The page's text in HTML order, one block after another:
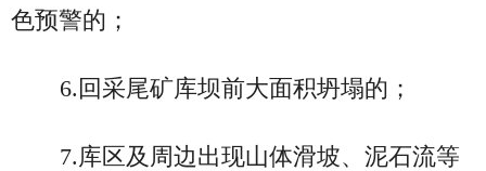
色预警的；
6.回采尾矿库坝前大面积坍塌的；
7.库区及周边出现山体滑坡、泥石流等